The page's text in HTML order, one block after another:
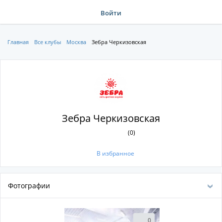
Войти
Главная Все клубы Москва Зебра Черкизовская
Зебра Черкизовская
(0)
В избранное
Фотографии
0